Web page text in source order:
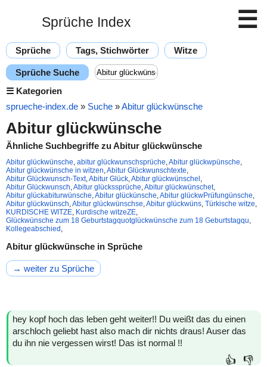
Sprüche Index ☰
Sprüche Tags, Stichwörter Witze
Sprüche Suche
☰ Kategorien
sprueche-index.de » Suche »Abitur glückwünsche
Abitur glückwünsche
Ähnliche Suchbegriffe zu Abitur glückwünsche
Abitur glückwünsche, abitur glückwunschsprüche,Abitur glückwpünsche,
Abitur glückwünsche in witzen,Abitur Glückwunschtexte,
Abitur Glückwunsch-Text,Abitur Glück,Abitur glückwünschel ,
Abitur Glückwunsch,Abitur glückssprüche,Abitur glückwünschet,
Abitur glückabiturwünsche,Abitur glückünsche,Abitur glückwPrüfungünsche,
Abitur glückwünsch,Abitur glückwünschse,Abitur glückwüns, Türkische witze,
KURDISCHE WITZE, Kurdische witzeZE,
Glückwünsche zum 18 Geburtstagquotglückwünsche zum 18 Geburtstagqu,
Kollegeabschied ,
Abitur glückwünsche in Sprüche
→ weiter zu Sprüche
hey kopf hoch das leben geht weiter!! Du weißt das du einen
arschloch geliebt hast also mach dir nichts draus! Auser das
du ihn nie vergessen wirst! Das ist normal !!
👍 👎